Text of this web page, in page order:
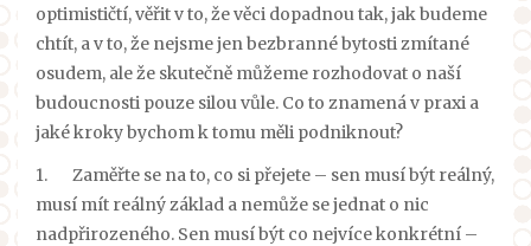
optimističtí, věřit v to, že věci dopadnou tak, jak budeme
chtít, a v to, že nejsme jen bezbranné bytosti zmítané
osudem, ale že skutečně můžeme rozhodovat o naší
budoucnosti pouze silou vůle. Co to znamená v praxi a
jaké kroky bychom k tomu měli podniknout?
1.
Zaměřte se na to, co si přejete – sen musí být reálný,
musí mít reálný základ a nemůže se jednat o nic
nadpřirozeného. Sen musí být co nejvíce konkrétní –